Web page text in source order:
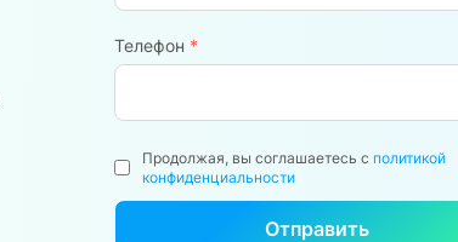
Телефон *
Продолжая, вы соглашаетесь с политикой
конфиденциальности